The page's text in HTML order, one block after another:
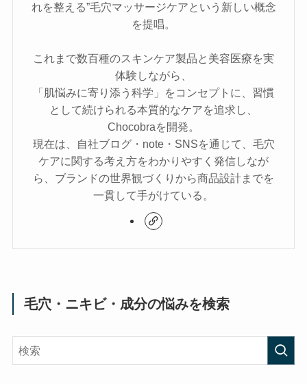
れを整える”毛穴マッサージケアという新しい概念
を提唱。
これまで数百種のスキンケア製品と美容医療を実
体験しながら、
「肌悩みに寄り添う科学」をコンセプトに、習慣
として続けられる本質的なケアを追求し、
Chocobraを開発。
現在は、自社ブログ・note・SNSを通じて、毛穴
ケアに関する考え方をわかりやすく発信しなが
ら、ブランドの世界観づくりから商品設計までを
一貫して手がけている。
毛穴・ニキビ・成分の悩みを検索